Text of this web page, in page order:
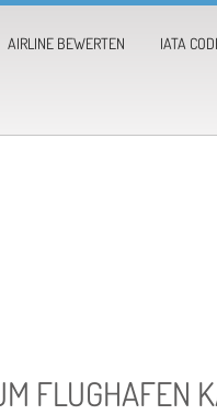
AIRLINE BEWERTEN IATA
FLUGHAFEN